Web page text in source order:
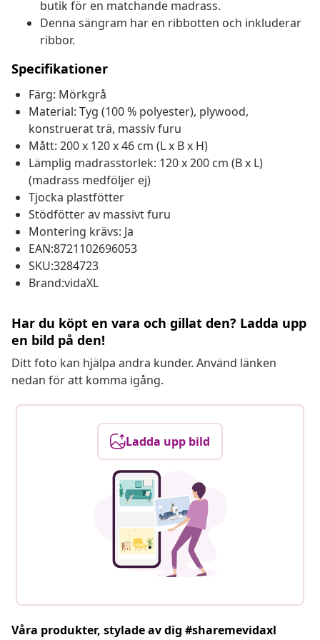
butik för en matchande madrass.
Denna sängram har en ribbotten och inkluderar
ribbor.
Specifikationer
Färg: Mörkgrå
Material: Tyg (100 % polyester), plywood,
konstruerat trä, massiv furu
Mått: 200 x 120 x 46 cm (L x B x H)
Lämplig madrasstorlek: 120 x 200 cm (B x L)
(madrass medföljer ej)
Tjocka plastfötter
Stödfötter av massivt furu
Montering krävs: Ja
EAN:8721102696053
SKU:3284723
Brand:vidaXL
Har du köpt en vara och gillat den? Ladda upp
en bild på den!
Ditt foto kan hjälpa andra kunder. Använd länken
nedan för att komma igång.
Ladda upp bild
Våra produkter, stylade av dig #sharemevidaxl